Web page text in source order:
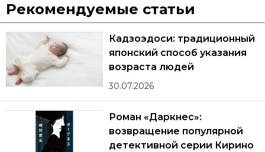
Рекомендуемые статьи
Кадзоэдоси: традиционный
японский способ указания
возраста людей
30.07.2026
Роман «Даркнес»:
возвращение популярной
детективной серии Кирино